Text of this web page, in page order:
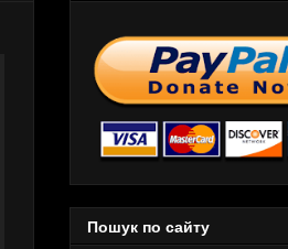
Пошук по сайту